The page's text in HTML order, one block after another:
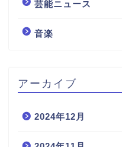
芸能ニュース
音楽
アーカイブ
2024年12月